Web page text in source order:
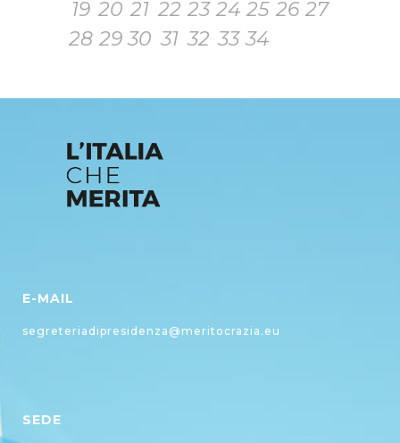
19 20 21 22 23 24 25 26 27
28 29 30 31 32 33 34
E-MAIL
segreteriadipresidenza@meritocrazia.eu
SEDE